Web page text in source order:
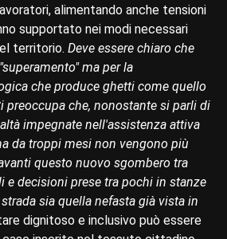
alimentando anche tensioni
supportato nei modi necessari
territorio. Deve essere chiaro che
ma per la
che produce ghetti come quello
preoccupa che, nonostante si parli di
impegnate nell'assistenza attiva
da troppi mesi non vengono più
questo nuovo sgombero tra
e decisioni prese tra pochi in stanze
sia quella nefasta già vista in
dignitoso e inclusivo può essere